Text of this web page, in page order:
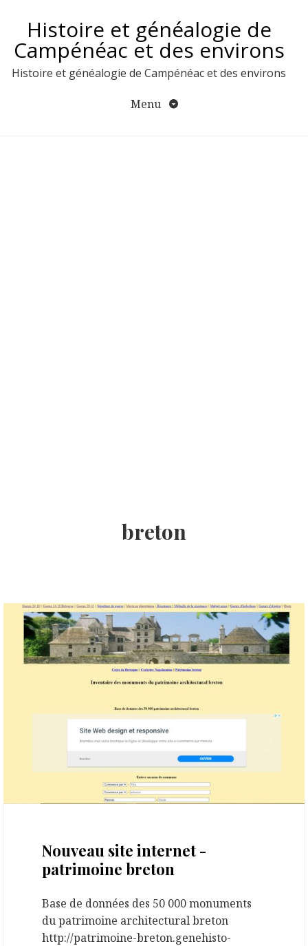
contenuHistoire et généalogie de
Campénéac et des environs
Histoire et généalogie de Campénéac et des environs
Menu
breton
Nouveau site internet -
patrimoine breton
Base de données des 50 000 monuments
du patrimoine architectural breton
http://patrimoine-breton.genehisto-